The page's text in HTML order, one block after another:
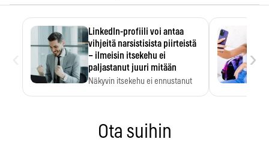
LinkedIn-profiili voi antaa
vihjeitä narsistisista piirteistä
– ilmeisin itsekehu ei
paljastanut juuri mitään
Näkyvin itsekehu ei ennustanut
›
Ota suihin